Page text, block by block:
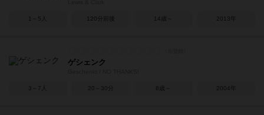
1～5人 120分前後 14歳～ 2013年
ゲシェンク
3～7人 20～30分 8歳～ 2004年